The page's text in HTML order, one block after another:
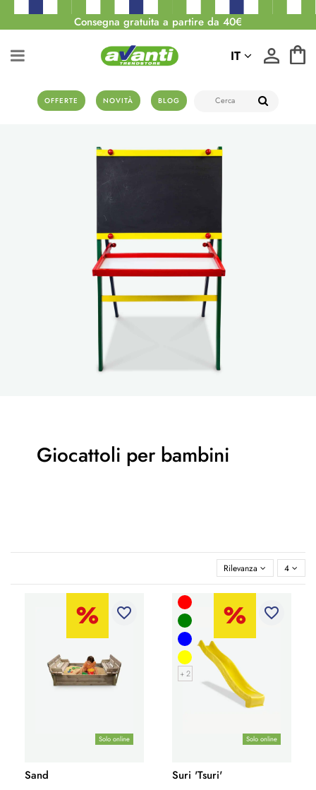
Consegna gratuita a partire da 40€
OFFERTE NOVITÀ BLOG
IT
Giocattoli per bambini
Rilevanza 4
Solo online
favorite_border
Sand
Solo online
+ 2
favorite_border
Suri 'Tsuri'